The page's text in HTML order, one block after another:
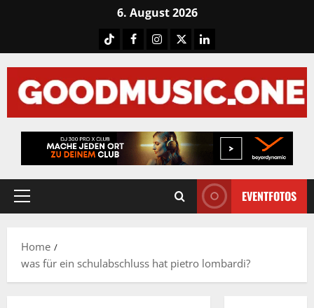
6. August 2026
TiktokFacebook
Instagram
X LinkedIN
Primary
EVENTFOTOS
Home
was für ein schulabschluss hat pietro lombardi?